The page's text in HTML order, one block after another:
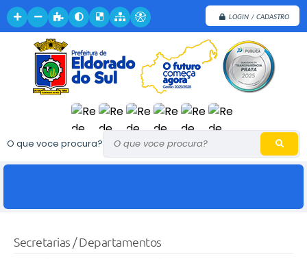
LOGIN / CADASTRO
O que voce procura?
Secretarias / Departamentos